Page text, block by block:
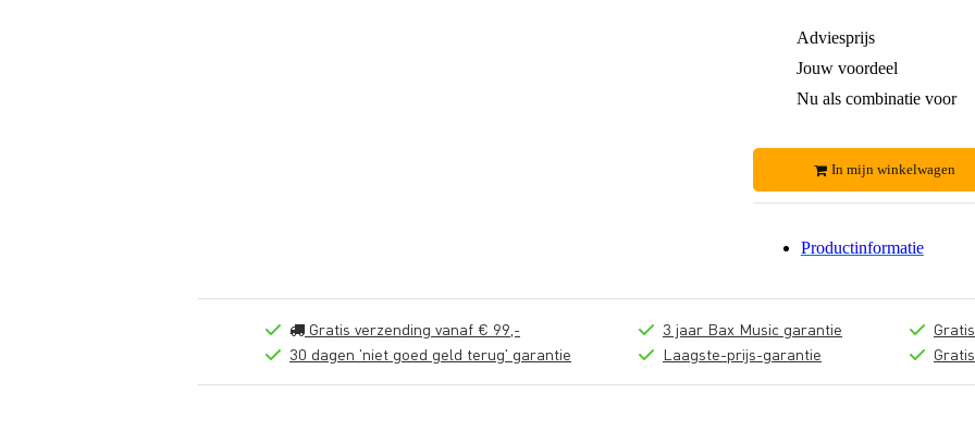
Adviesprijs
Jouw voordeel
Nu als combinatie voor
In mijn winkelwagen
Productinformatie
Gratis verzending vanaf € 99,-
30 dagen 'niet goed geld terug' garantie
3 jaar Bax Music garantie
Laagste-prijs-garantie